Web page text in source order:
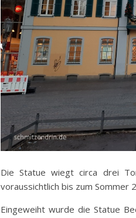
Die Statue wiegt circa drei
voraussichtlich bis zum Sommer
Eingeweiht wurde die Statue